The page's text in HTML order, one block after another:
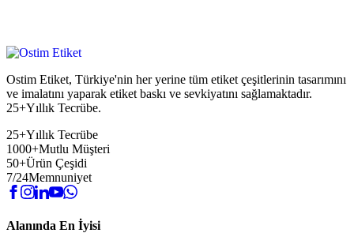
Ostim Etiket, Türkiye'nin her yerine tüm etiket çeşitlerinin tasarımını
ve imalatını yaparak etiket baskı ve sevkiyatını sağlamaktadır.
25+Yıllık Tecrübe.
25+Yıllık Tecrübe
1000+Mutlu Müşteri
50+Ürün Çeşidi
7/24Memnuniyet
Alanında En İyisi